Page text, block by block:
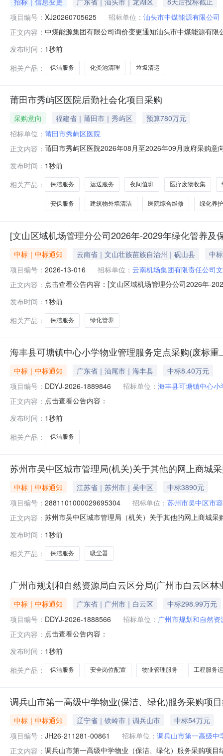
项目编号： XJ20260705625 招标单位： 汕头市中煤能源有限公司
正文内容： 中煤能源集团有限公司询价变更通知汕头市中煤能源有
名、报价；（2）受邀参与非公开询价业务的报价单位
发布时间： 1秒前
相关产品：
保洁服务 化粪池清理 垃圾清运
莆田市秀屿区医院后勤社会化项目采购
采购意向 福建省｜莆田市｜秀屿区
预算780万元
招标单位： 莆田市秀屿区医院
正文内容： 莆田市秀屿区医院2026年08月至2026年09月政府采购意
购需求概况：采购内容:保洁、运送、秩序维护、水电、
责
发布时间： 1秒前
相关产品：
保洁服务 运送服务 夜间值班 医疗废物收集
安保服务 建筑物外墙清洁 医院综合维修 绿化养护
[文山区域机场管理分公司2026年-2029年绿化管养及
中标｜中标通知 云南省｜文山壮族苗族自治州｜砚山县
中
项目编号： 2026-13-016 招标单位： 云南机场集团有限责任公司
正文内容： 点击查看公告内容：[文山区域机场管理分公司2026年-
发布时间： 1秒前
相关产品：
保洁服务 绿化管养
海丰县可塘镇中心小学物业管理服务定点采购(废标
中标｜中标通知 广东省｜汕尾市｜海丰县
中标8.40万元
项目编号： DDYJ-2026-1889846 招标单位： 海丰县可塘镇中心小
正文内容： 点击查看公告内容：
发布时间： 1秒前
相关产品：
保洁服务
苏州市吴中区城市管理局(机关)关于其他的网上商城
中标｜中标通知 江苏省｜苏州市｜吴中区
中标3890元
项目编号： 2881101000029695304 招标单位： 苏州市吴中区市
正文内容： 苏州市吴中区城市管理局（机关）关于其他的网上商城
划编码:320506项目所在行政区划名称:江苏省苏州市吴
发布时间： 1秒前
相关产品：
保洁服务 吸尘器
广州市规划和自然资源局白云区分局(广州市白云区
中标｜中标通知 广东省｜广州市｜白云区
中标298.99万元
项目编号： DDYJ-2026-1888566 招标单位： 广州市规划和自然
正文内容： 点击查看公告内容：
发布时间： 1秒前
相关产品：
保洁服务 安全岗位配置 物业管理服务 工程服务
调兵山市第一高级中学物业(保洁、绿化)服务采购项
中标｜中标通知 辽宁省｜铁岭市｜调兵山市
中标54万元
项目编号： JH26-211281-00861 招标单位： 调兵山市第一高级中
正文内容： 调兵山市第一高级中学物业（保洁、绿化）服务采购项